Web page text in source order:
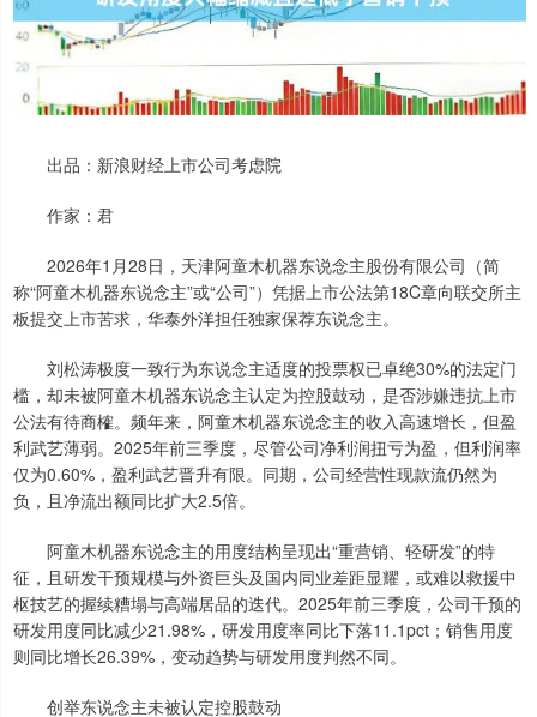
出品：新浪财经上市公司考虑院
作家：君
2026年1月28日，天津阿童木机器东说念主股份有限公司（简
称“阿童木机器东说念主”或“公司”）凭据上市公法第18C章向联交所主
板提交上市苦求，华泰外洋担任独家保荐东说念主。
刘松涛极度一致行为东说念主适度的投票权已卓绝30%的法定门
槛，却未被阿童木机器东说念主认定为控股鼓动，是否涉嫌违抗上市
公法有待商榷。频年来，阿童木机器东说念主的收入高速增长，但盈
利武艺薄弱。2025年前三季度，尽管公司净利润扭亏为盈，但利润率
仅为0.60%，盈利武艺晋升有限。同期，公司经营性现款流仍然为
负，且净流出额同比扩大2.5倍。
阿童木机器东说念主的用度结构呈现出“重营销、轻研发”的特
征，且研发干预规模与外资巨头及国内同业差距显耀，或难以救援中
枢技艺的握续糟塌与高端居品的迭代。2025年前三季度，公司干预的
研发用度同比减少21.98%，研发用度率同比下落11.1pct；销售用度
则同比增长26.39%，变动趋势与研发用度判然不同。
创举东说念主未被认定控股鼓动